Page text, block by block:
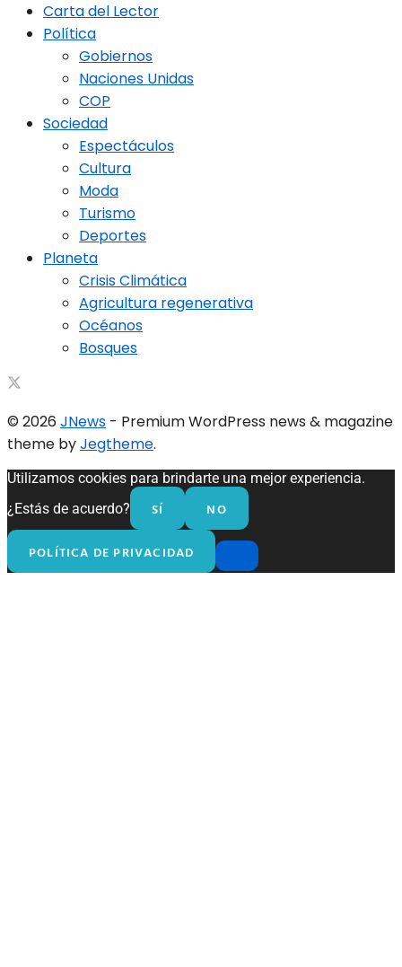
Carta del Lector
Política
Gobiernos
Naciones Unidas
COP
Sociedad
Espectáculos
Cultura
Moda
Turismo
Deportes
Planeta
Crisis Climática
Agricultura regenerativa
Océanos
Bosques
© 2026 JNews - Premium WordPress news & magazine
theme byJegtheme.
Utilizamos cookies para brindarte una mejor experiencia.
¿Estás de acuerdo?
SÍ NO
POLÍTICA DE PRIVACIDAD